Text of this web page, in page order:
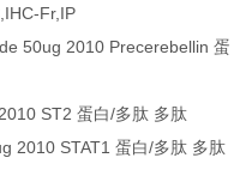
Fr,IP
50ug 2010 Precerebellin 蛋
ST2 蛋白/多肽 多肽
2010 STAT1 蛋白/多肽 多肽